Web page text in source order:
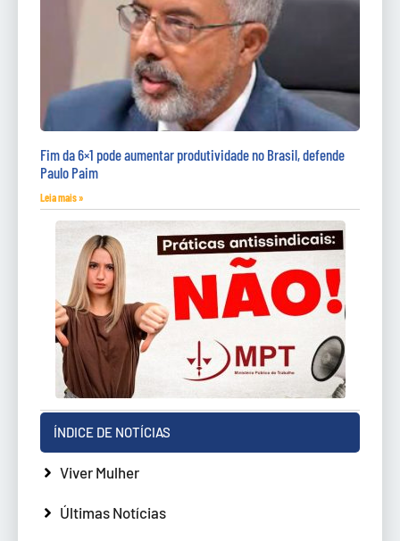
Fim da 6×1 pode aumentar produtividade no Brasil, defende
Paulo Paim
Leia mais »
ÍNDICE DE NOTÍCIAS
Viver Mulher
Últimas Notícias